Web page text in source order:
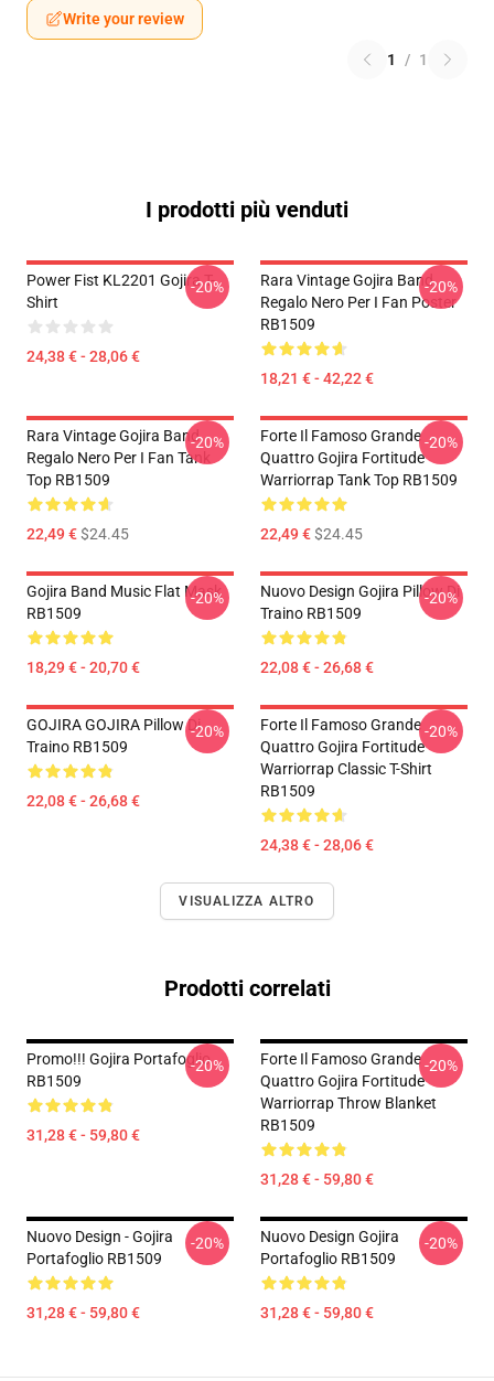
Write your review
1 / 1
I prodotti più venduti
Power Fist KL2201 Gojira T-
Shirt
24,38 € - 28,06 €
-20%
Rara Vintage Gojira Band
Regalo Nero Per I Fan Poster
RB1509
18,21 € - 42,22 €
-20%
Rara Vintage Gojira Band
Regalo Nero Per I Fan Tank
Top RB1509
22,49 €$24.45
-20%
Forte Il Famoso Grande
Quattro Gojira Fortitude
Warriorrap Tank Top RB1509
22,49 €$24.45
-20%
Gojira Band Music Flat Mask
RB1509
18,29 € - 20,70 €
-20%
Nuovo Design Gojira Pillow Di
Traino RB1509
22,08 € - 26,68 €
-20%
GOJIRA GOJIRA Pillow Di
Traino RB1509
22,08 € - 26,68 €
-20%
Forte Il Famoso Grande
Quattro Gojira Fortitude
Warriorrap Classic T-Shirt
RB1509
24,38 € - 28,06 €
-20%
VISUALIZZA ALTRO
Prodotti correlati
Promo!!! Gojira Portafoglio
RB1509
31,28 € - 59,80 €
-20%
Forte Il Famoso Grande
Quattro Gojira Fortitude
Warriorrap Throw Blanket
RB1509
31,28 € - 59,80 €
-20%
Nuovo Design - Gojira
Portafoglio RB1509
31,28 € - 59,80 €
-20%
Nuovo Design Gojira
Portafoglio RB1509
31,28 € - 59,80 €
-20%